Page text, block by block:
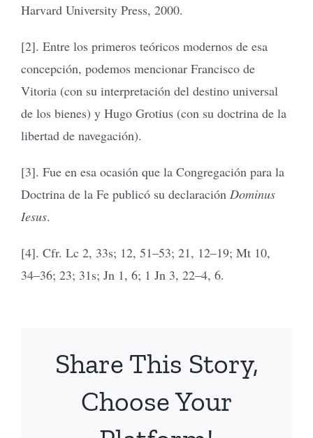
Harvard University Press, 2000.
[2]. Entre los primeros teóricos modernos de esa
concepción, podemos mencionar Francisco de
Vitoria (con su interpretación del destino universal
de los bienes) y Hugo Grotius (con su doctrina de la
libertad de navegación).
[3]. Fue en esa ocasión que la Congregación para la
Doctrina de la Fe publicó su declaración Dominus
Iesus.
[4]. Cfr. Lc 2, 33s; 12, 51–53; 21, 12–19; Mt 10,
34–36; 23; 31s; Jn 1, 6; 1 Jn 3, 22–4, 6.
Share This Story,
Choose Your